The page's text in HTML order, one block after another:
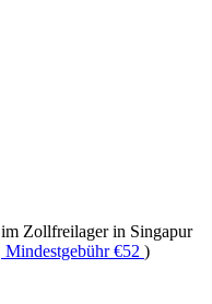
Zollfreilager in Singapur
Mindestgebühr€52 )